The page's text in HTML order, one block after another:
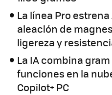
La línea Pro
aleación de
ligereza y
La IA combina
funciones en la
Copilot+ PC